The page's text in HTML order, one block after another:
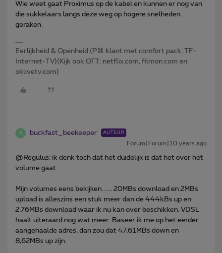
Wie weet gaat Proximus op de kabel en kunnen er nog van
die sukkelaars langs deze weg op hogere snelheden
geraken.
Eerlijkheid & Openheid (P⌘ klant met comfort pack: TF-
Internet-TV)(Kijk ook OTT: netflix.com, filmon.com en
oklivetv.com)
B buckfast_beekeeper AUTEUR
Forum|Forum|10 years ago
@Regulus: ik denk toch dat het duidelijk is dat het over het
volume gaat.
Mijn volumes eens bekijken. ..... 20MBs download en 2MBs
upload is alleszins een stuk meer dan de 444kBs up en
2.76MBs download waar ik nu kan over beschikken. VDSL
haalt uiteraard nog wat meer. Baseer ik me op het eerder
aangehaalde adres, dan zou dat 47,61MBs down en
8,62MBs up zijn.